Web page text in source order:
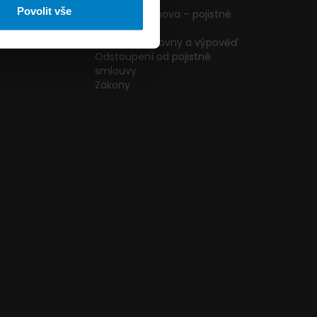
Povolit vše
Pojištění domova – pojistné
podmínky
Změna pojišťovny a výpověď
Odstoupení od pojistné
smlouvy
Zákony